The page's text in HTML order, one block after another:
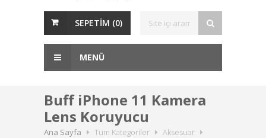
SEPETİM (0)
MENÜ
Buff iPhone 11 Kamera
Lens Koruyucu
Ana Sayfa Tüm Kategoriler
Aksesuar